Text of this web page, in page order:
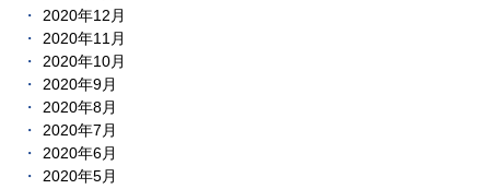
2020年12月
2020年11月
2020年10月
2020年9月
2020年8月
2020年7月
2020年6月
2020年5月